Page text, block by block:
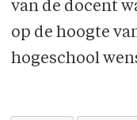
van de docent
op de hoogte
hogeschool